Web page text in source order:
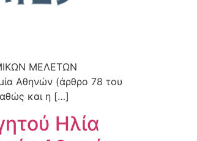
ΜΕΛΕΤΩΝ
Αθηνών (άρθρο 78 του
και η […]
Ηλία